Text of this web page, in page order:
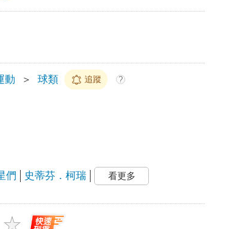
動 ＞ 球類 追蹤 ?
們 史蒂芬．柯瑞 看更多